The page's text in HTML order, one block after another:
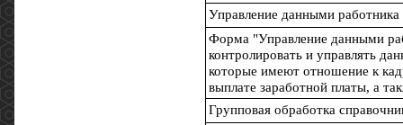
Управление данными работника
Форма "Управление данными
контролировать и управлять
которые имеют отношение к
выплате заработной платы, а
Групповая обработка